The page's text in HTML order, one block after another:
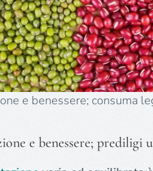
e benessere; consuma
e benessere; prediligi